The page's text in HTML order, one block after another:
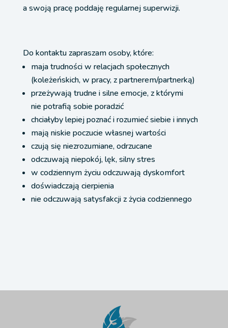
a swoją pracę poddaję regularnej superwizji.
Do kontaktu zapraszam osoby, które:
maja trudności w relacjach społecznych
(koleżeńskich, w pracy, z partnerem/partnerką)
przeżywają trudne i silne emocje, z którymi
nie potrafią sobie poradzić
chciałyby lepiej poznać i rozumieć siebie i innych
mają niskie poczucie własnej wartości
czują się niezrozumiane, odrzucane
odczuwają niepokój, lęk, silny stres
w codziennym życiu odczuwają dyskomfort
doświadczają cierpienia
nie odczuwają satysfakcji z życia codziennego